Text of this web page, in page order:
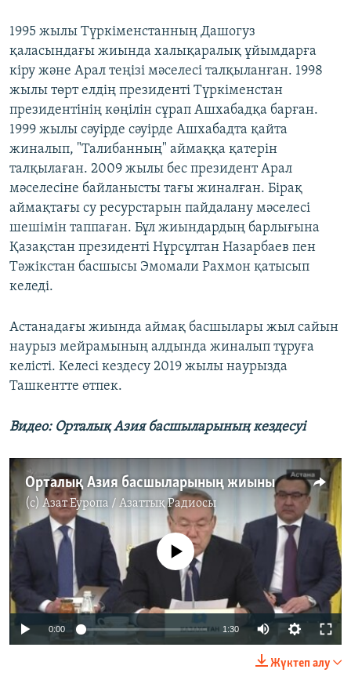
1995 жылы Түркіменстанның Дашогуз
қаласындағы жиында халықаралық ұйымдарға
кіру және Арал теңізі мәселесі талқыланған. 1998
жылы төрт елдің президенті Түркіменстан
президентінің көңілін сұрап Ашхабадқа барған.
1999 жылы сәуірде сәуірде Ашхабадта қайта
жиналып, "Талибанның" аймаққа қатерін
талқылаған. 2009 жылы бес президент Арал
мәселесіне байланысты тағы жиналған. Бірақ
аймақтағы су ресурстарын пайдалану мәселесі
шешімін таппаған. Бұл жиындардың барлығына
Қазақстан президенті Нұрсұлтан Назарбаев пен
Тәжікстан басшысы Эмомали Рахмон қатысып
келеді.
Астанадағы жиында аймақ басшылары жыл сайын
наурыз мейрамының алдында жиналып тұруға
келісті. Келесі кездесу 2019 жылы наурызда
Ташкентте өтпек.
Видео: Орталық Азия басшыларының кездесуі
Орталық Азия басшыларының жиыны
(c) Азат Еуропа / Азаттық Радиосы
No media source currently available
0:00 1:30
Жүктеп алу